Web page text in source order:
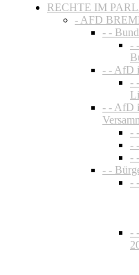
RECHTE IM
- AFD
- -
-
- - AfD
-
- - AfD
-
-
-
- -
-
-